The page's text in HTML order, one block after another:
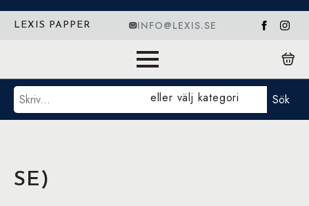
LEXIS PAPPER INFO@LEXIS.SE
Sök eller välj kategori Sök
SE)